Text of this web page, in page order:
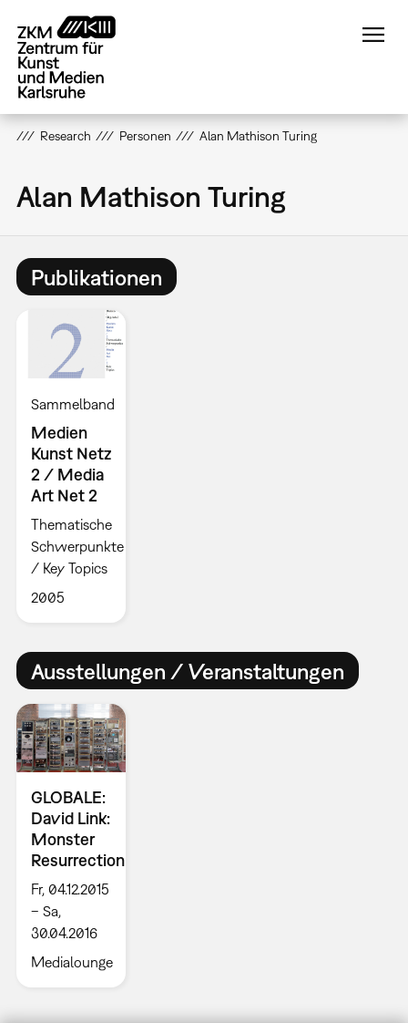
zum
Inhalt
Research Personen Alan Mathison Turing
Alan Mathison Turing
Publikationen
Sammelband
Medien
Kunst Netz
2 / Media
Art Net 2
Thematische
Schwerpunkte
/ Key Topics
2005
Ausstellungen / Veranstaltungen
GLOBALE:
David Link:
Monster
Resurrection
Fr, 04.12.2015
– Sa,
30.04.2016
Medialounge